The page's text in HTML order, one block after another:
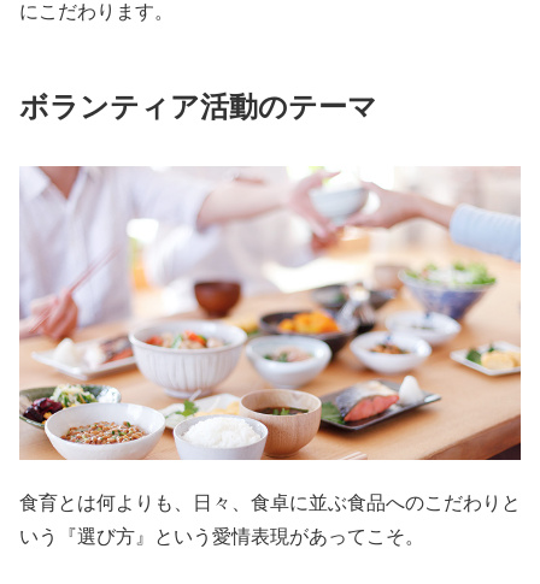
にこだわります。
ボランティア活動のテーマ
食育とは何よりも、日々、食卓に並ぶ食品へのこだわりと
いう『選び方』という愛情表現があってこそ。